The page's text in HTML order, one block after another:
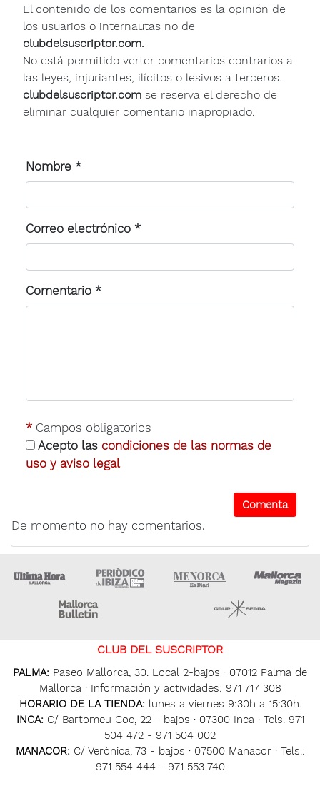
El contenido de los comentarios es la opinión de
los usuarios o internautas no de
clubdelsuscriptor.com.
No está permitido verter comentarios contrarios a
las leyes, injuriantes, ilícitos o lesivos a terceros.
clubdelsuscriptor.com se reserva el derecho de
eliminar cualquier comentario inapropiado.
Nombre *
Correo electrónico *
Comentario *
* Campos obligatorios
Acepto las condiciones de las normas de
uso y aviso legal
De momento no hay comentarios.
Ultima Hora Ultima hora Ibiza Menorca • Es Diari
CLUB DEL SUSCRIPTOR
PALMA: Paseo Mallorca, 30. Local 2-bajos · 07012 Palma de
Mallorca · Información y actividades: 971 717 308
HORARIO DE LA TIENDA: lunes a viernes 9:30h a 15:30h.
INCA: C/ Bartomeu Coc, 22 - bajos · 07300 Inca · Tels. 971
504 472 - 971 504 002
MANACOR: C/ Verònica, 73 - bajos · 07500 Manacor · Tels.:
971 554 444 - 971 553 740